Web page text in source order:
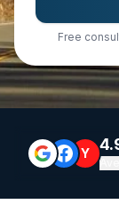
Free
Y